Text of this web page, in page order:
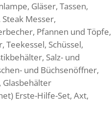
Gläser, Tassen,
Messer,
Pfannen und Töpfe,
Teekessel, Schüssel,
Salz- und
und Büchsenöffner,
Glasbehälter
Erste-Hilfe-Set, Axt,